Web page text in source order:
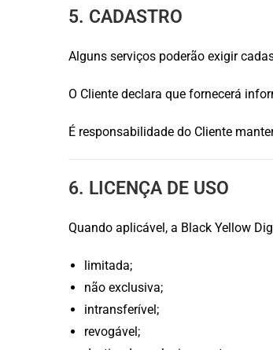
5. CADASTRO
Alguns serviços poderão exigir
O Cliente declara que fornecerá
É responsabilidade do Cliente
6. LICENÇA DE USO
Quando aplicável, a Black Yellow
limitada;
não exclusiva;
intransferível;
revogável;